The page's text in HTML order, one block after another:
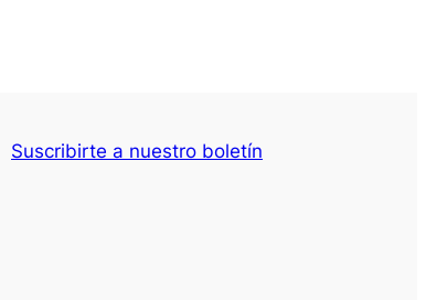
Suscribirte a nuestro boletín